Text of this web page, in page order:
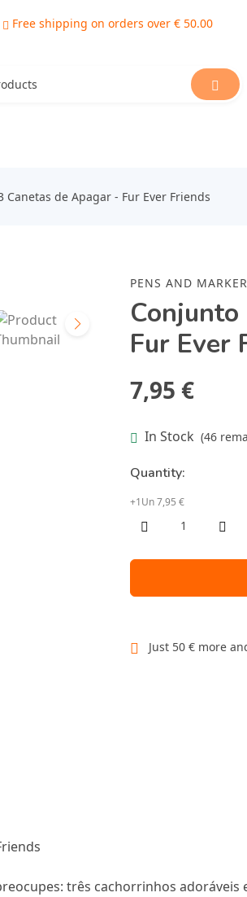
Free shipping on orders over € 50.00
Canetas de Apagar - Fur Ever Friends
PENS AND
Fur Ever
7,95 €
In Stock (46
Quantity:
+1Un 7,95 €
Just 50 € more
três cachorrinhos